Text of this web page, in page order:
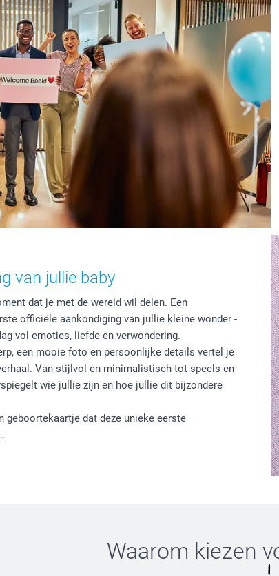
van jullie baby
dat je met de wereld wil delen. Een
officiële aankondiging van jullie kleine wonder -
vol emoties, liefde en verwondering.
een mooie foto en persoonlijke details vertel je
Van stijlvol en minimalistisch tot speels en
wie jullie zijn en hoe jullie dit bijzondere
geboortekaartje dat deze unieke eerste
Waarom kiezen